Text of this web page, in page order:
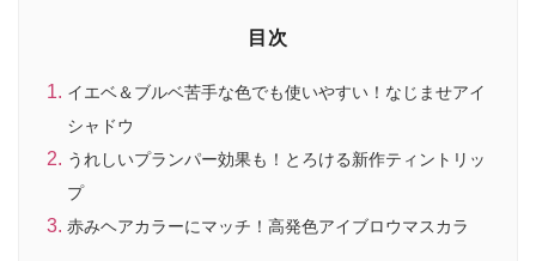
目次
イエベ＆ブルベ苦手な色でも使いやすい！なじませアイ
シャドウ
うれしいプランパー効果も！とろける新作ティントリッ
プ
赤みヘアカラーにマッチ！高発色アイブロウマスカラ